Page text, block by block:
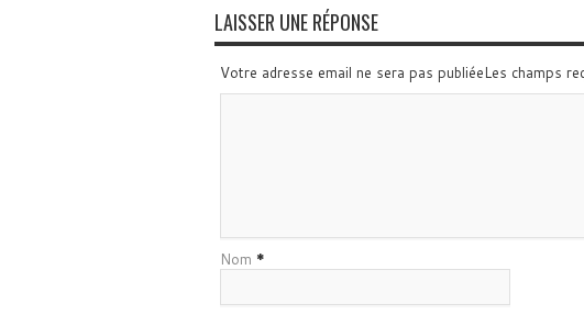
LAISSER UNE RÉPONSE
Votre adresse email ne sera pas publiéeLes champs
Nom *